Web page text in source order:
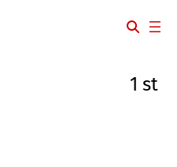
1 st